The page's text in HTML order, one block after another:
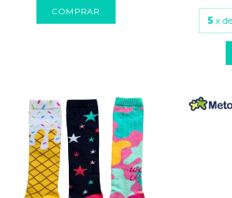
COMPRAR
5 x de